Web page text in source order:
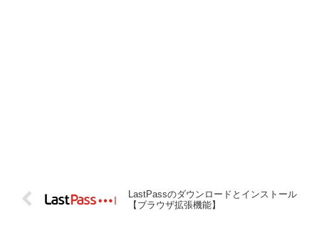
LastPassのダウンロードとインストール
【ブラウザ拡張機能】